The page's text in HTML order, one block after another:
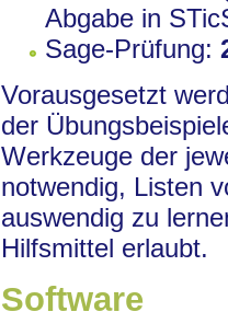
Abgabe in
Sage-Prüfung:
Vorausgesetzt
der
Werkzeuge der
notwendig, Listen
auswendig zu
Hilfsmittel erlaubt.
Software